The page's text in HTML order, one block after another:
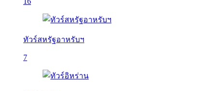
ทัวร์สหรัฐอาหรับฯ
7